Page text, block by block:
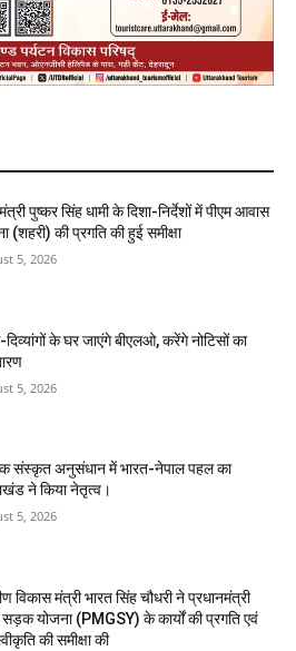
पुष्कर सिंह धामी के दिशा-निर्देशों में पीएम आवास
(शहरी) की प्रगति की हुई समीक्षा
5, 2026
दिव्यांगों के घर जाएंगे बीएलओ, करेंगे नोटिसों का
5, 2026
संस्कृत अनुसंधान में भारत-नेपाल पहल का
ने किया नेतृत्व।
5, 2026
विकास मंत्री भारत सिंह चौधरी ने प्रधानमंत्री
सड़क योजना (PMGSY) के कार्यों की प्रगति एवं
की समीक्षा की